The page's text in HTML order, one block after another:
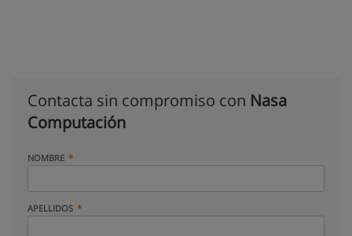
Contacta sin compromiso con Nasa
Computación
NOMBRE
APELLIDOS